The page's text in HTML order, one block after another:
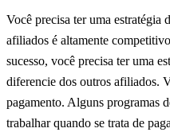
Você precisa ter uma
afiliados é altamente
sucesso, você precisa ter uma
diferencie dos outros afiliados.
pagamento. Alguns programas
trabalhar quando se trata de